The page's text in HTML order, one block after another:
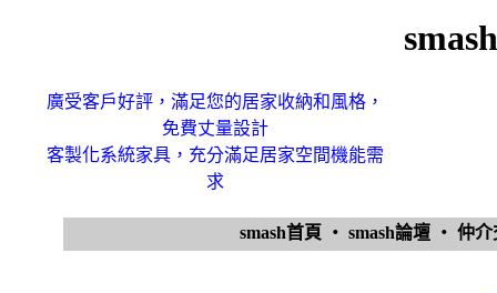
廣受客戶好評，滿足您的居家收納和風格，
免費丈量設計
客製化系統家具，充分滿足居家空間機能需
求
smash首頁 ‧ smash論壇 ‧ 仲